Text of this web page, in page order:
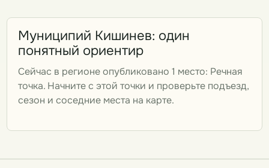
Муниципий Кишинев: один
понятный ориентир
Сейчас в регионе опубликовано 1 место: Речная
точка. Начните с этой точки и проверьте подъезд,
сезон и соседние места на карте.